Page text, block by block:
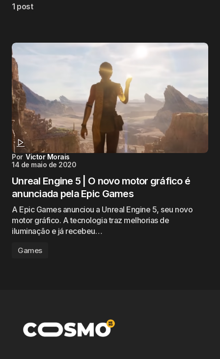
1 post
Por Victor Morais
14 de maio de 2020
Unreal Engine 5 | O novo motor gráfico é
anunciada pela Epic Games
A Epic Games anunciou a Unreal Engine 5, seu novo
motor gráfico. A tecnologia traz melhorias de
iluminação e já recebeu…
Games